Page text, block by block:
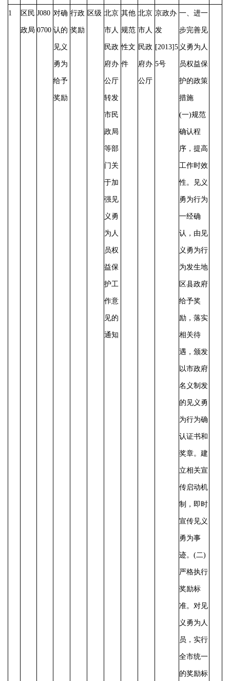
1 区民
政局
J080
0700
对确
认的
见义
勇为
给予
奖励
行政
奖励
区级 北京
市人
民政
府办
公厅
转发
市民
政局
等部
门关
于加
强见
义勇
为人
员权
益保
护工
作意
见的
通知
其他
规范
性文
件
北京
市人
民政
府办
公厅
京政办
发
[2013]5
5号
一、进一
步完善见
义勇为人
员权益保
护的政策
措施
(一)规范
确认程
序，提高
工作时效
性。 见义
勇为行为
一经确
认，由见
义勇为行
为发生地
区县政府
给予奖
励，落实
相关待
遇，颁发
以市政府
名义制发
的见义勇
为行为确
认证书和
奖章。建
立相关宣
传启动机
制，即时
宣传见义
勇为事
迹。 (二)
严格执行
奖励标
准。对见
义勇为人
员，实行
全市统一
的奖励标